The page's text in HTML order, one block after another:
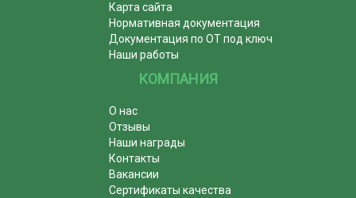
Карта сайта
Нормативная документация
Документация по ОТ под ключ
Наши работы
КОМПАНИЯ
О нас
Отзывы
Наши награды
Контакты
Вакансии
Сертификаты качества